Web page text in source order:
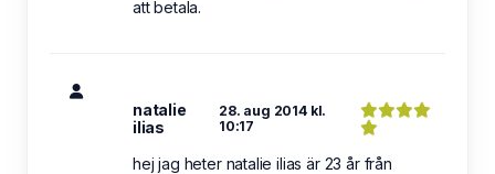
att betala.
natalie
ilias
28. aug 2014 kl.
10:17
hej jag heter natalie ilias är 23 år från